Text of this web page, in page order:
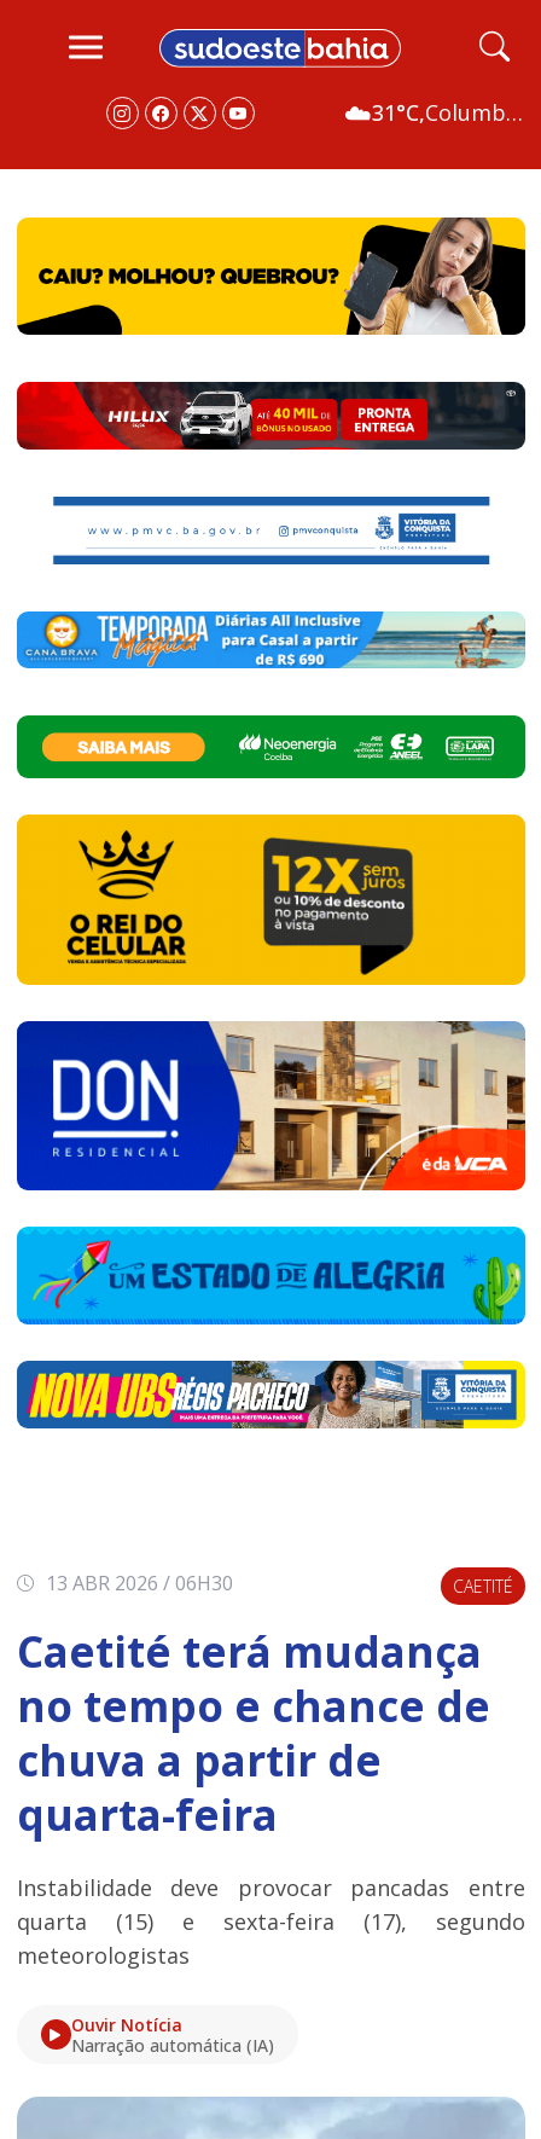
☁️31°C, Columbus
13 ABR 2026 / 06H30 CAETITÉ
Caetité terá mudança
no tempo e chance de
chuva a partir de
quarta-feira
Instabilidade deve provocar pancadas entre
quarta (15) e sexta-feira (17), segundo
meteorologistas
Ouvir Notícia
Narração automática (IA)